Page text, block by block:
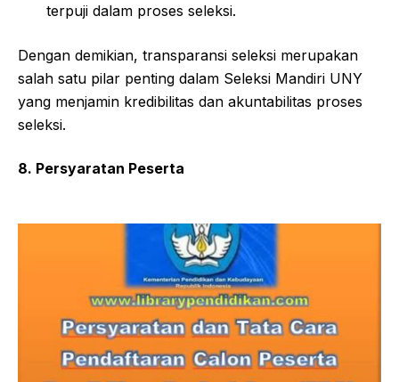
terpuji dalam proses seleksi.
Dengan demikian, transparansi seleksi merupakan
salah satu pilar penting dalam Seleksi Mandiri UNY
yang menjamin kredibilitas dan akuntabilitas proses
seleksi.
8. Persyaratan Peserta